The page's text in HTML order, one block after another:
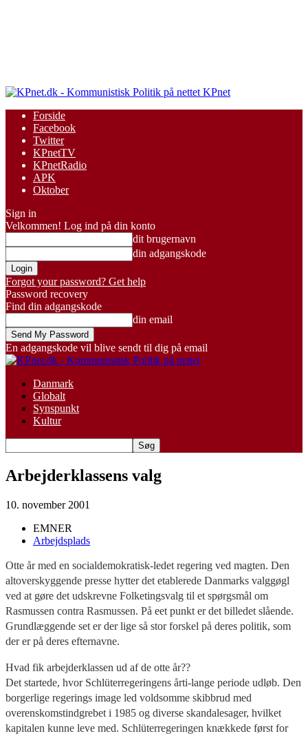
KPnet
Forside
Facebook
Twitter
KPnetTV
KPnetRadio
APK
Oktober
Sign in
Velkommen! Log ind på din konto
dit brugernavn
din adgangskode
Forgot your password? Get help
Password recovery
Find din adgangskode
din email
En adgangskode vil blive sendt til dig på email
Danmark
Globalt
Synspunkt
Kultur
Arbejderklassens valg
10. november 2001
EMNER
Arbejdsplads
Otte år med en socialdemokratisk-ledet regering ved magten. Den
altoverskyggende presse hytter det etablerede Danmarks valggøgl
ved at gøre det udskrevne Folketingsvalg til et spørgsmål om
Rasmussen contra Rasmussen. På eet punkt er det billedet slående.
Grundlæggende set er der lige så stor forskel på deres politik, som
der er på deres efternavne.
Hvad fik arbejderklassen ud af de otte år??
Det startede, hvor Schlüterregeringens årti-lange periode udløb. Den
borgerlige regerings image led voldsomme skibbrud med
overenskomstindgrebet i 1985 og diverse skandalesager, hvilket
kapitalen kunne leve med. Schlüterregeringen knækkede først for